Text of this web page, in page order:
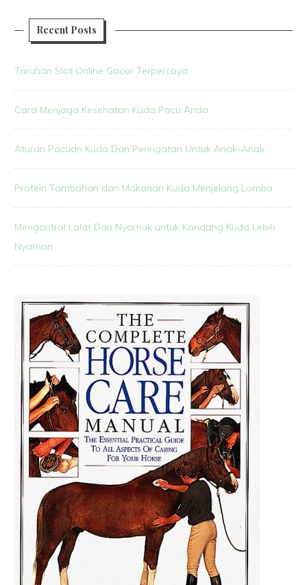
Recent Posts
Taruhan Slot Online Gacor Terpercaya
Cara Menjaga Kesehatan Kuda Pacu Anda
Aturan Pacuan Kuda Dan Peringatan Untuk Anak-Anak
Protein Tambahan dan Makanan Kuda Menjelang Lomba
Mengontrol Lalat Dan Nyamuk untuk Kandang Kuda Lebih
Nyaman